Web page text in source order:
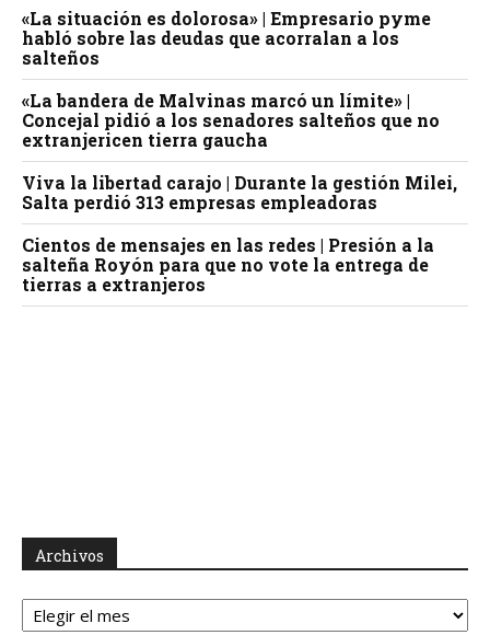
«La situación es dolorosa» | Empresario pyme
habló sobre las deudas que acorralan a los
salteños
«La bandera de Malvinas marcó un límite» |
Concejal pidió a los senadores salteños que no
extranjericen tierra gaucha
Viva la libertad carajo | Durante la gestión Milei,
Salta perdió 313 empresas empleadoras
Cientos de mensajes en las redes | Presión a la
salteña Royón para que no vote la entrega de
tierras a extranjeros
Archivos
Archivos